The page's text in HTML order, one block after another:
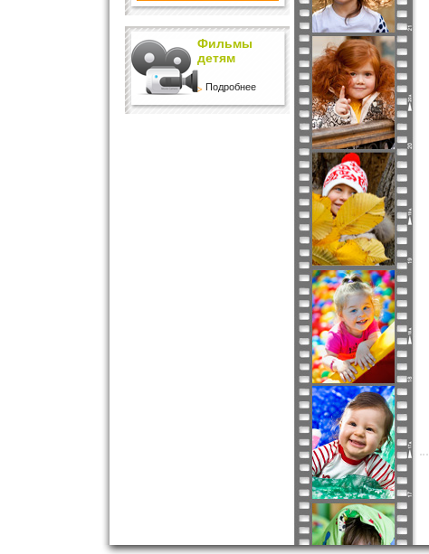
Фильмы
детям
Подробнее